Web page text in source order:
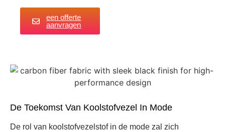
een offerte
aanvragen
De Toekomst Van Koolstofvezel In Mode
De rol van koolstofvezelstof in de mode zal zich